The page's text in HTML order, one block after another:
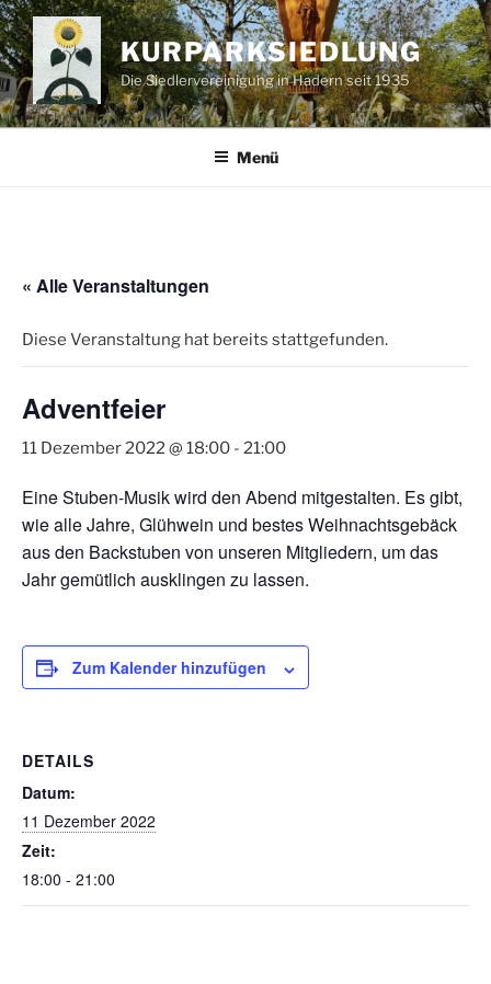
Zum
Inhalt
springen
KURPARKSIEDLUNG
Die Siedlervereinigung in Hadern seit 1935
Menü
« Alle Veranstaltungen
Diese Veranstaltung hat bereits stattgefunden.
Adventfeier
11 Dezember 2022 @ 18:00 - 21:00
Eine Stuben-Musik wird den Abend mitgestalten. Es gibt,
wie alle Jahre, Glühwein und bestes Weihnachtsgebäck
aus den Backstuben von unseren Mitgliedern, um das
Jahr gemütlich ausklingen zu lassen.
Zum Kalender hinzufügen
DETAILS
Datum:
11 Dezember 2022
Zeit:
18:00 - 21:00